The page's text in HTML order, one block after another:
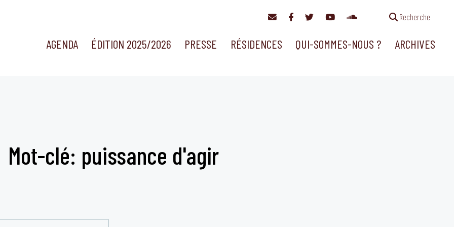
Recherche
AGENDA ÉDITION 2025/2026 PRESSE RÉSIDENCES QUI-SOMMES-NOUS ? ARCHIVES
Mot-clé: puissance d'agir